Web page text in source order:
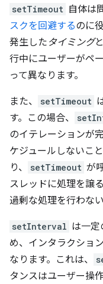
setTimeout 自体は
スクを回避するのに
発生した タイミング
行中にユーザーがペ
って異なります。
また、 setTimeout
す。この場合、
のイテレーションが
ケジュールしないこ
り、
setTimeout が
スレッドに処理を譲
過剰な処理を行わな
setInterval は一定
め、インタラクショ
なります。これは、
タンスはユーザー操